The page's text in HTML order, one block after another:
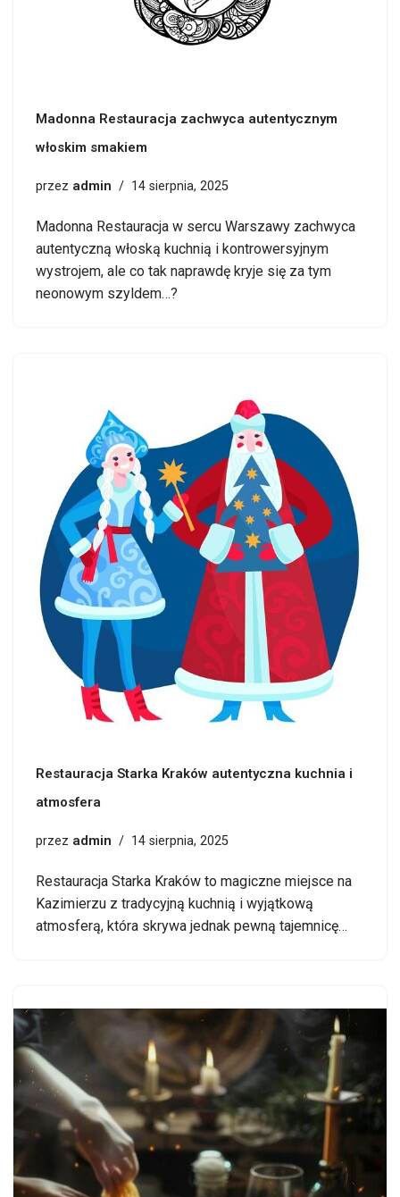
Madonna Restauracja zachwyca autentycznym
włoskim smakiem
przez admin 14 sierpnia, 2025
Madonna Restauracja w sercu Warszawy zachwyca
autentyczną włoską kuchnią i kontrowersyjnym
wystrojem, ale co tak naprawdę kryje się za tym
neonowym szyldem…?
Restauracja Starka Kraków autentyczna kuchnia i
atmosfera
przez admin 14 sierpnia, 2025
Restauracja Starka Kraków to magiczne miejsce na
Kazimierzu z tradycyjną kuchnią i wyjątkową
atmosferą, która skrywa jednak pewną tajemnicę…